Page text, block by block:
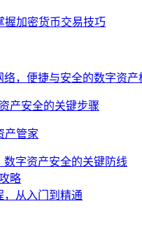
握加密货币交易技巧
络，便捷与安全的数字资产
产安全的关键步骤
产管家
数字资产安全的关键防线
略
，从入门到精通